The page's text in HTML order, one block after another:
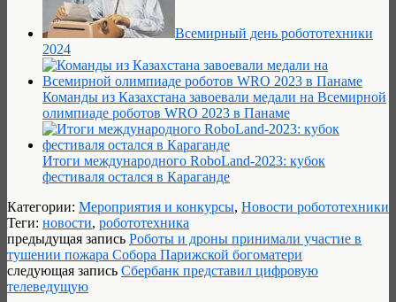
Всемирный день робототехники
2024
Команды из Казахстана завоевали медали на Всемирной
олимпиаде роботов WRO 2023 в Панаме
Итоги международного RoboLand-2023: кубок
фестиваля остался в Караганде
Категории: Мероприятия и конкурсы, Новости робототехники
Теги: новости, робототехника
предыдущая запись Роботы и дроны принимали участие в
тушении пожара Собора Парижской богоматери
следующая запись Сбербанк представил цифровую
телеведущую